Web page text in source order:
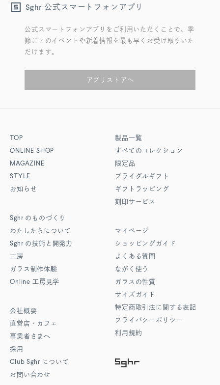
Sghr 公式スマートフォンアプリ
公式スマートフォンアプリをご利用いただくことで、季
節ごとのイベントや新着情報を最も早くお受け取りいた
だけます。
アプリストアへ
TOP
ONLINE SHOP
MAGAZINE
STYLE
お知らせ
Sghr のものづくり
わたしたちについて
Sghr の技術と開発力
工房
ガラス制作体験
Online 工房見学
会社概要
直営店・カフェ
事業者さまへ
採用
Club Sghr について
お問い合わせ
製品一覧
すべてのコレクション
限定品
ブライダルギフト
ギフトラッピング
刻印サービス
マイページ
ショッピングガイド
よくある質問
ながく使う
ガラスの性質
サイズガイド
特定商取引法に関する表記
プライバシーポリシー
利用規約